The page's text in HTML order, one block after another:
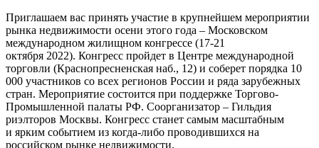
Приглашаем вас принять участие в крупнейшем мероприятии
рынка недвижимости осени этого года – Московском
международном жилищном конгрессе (17-21
октября 2022). Конгресс пройдет в Центре международной
торговли (Краснопресненская наб., 12) и соберет порядка 10
000 участников со всех регионов России и ряда зарубежных
стран. Мероприятие состоится при поддержке Торгово-
Промышленной палаты РФ. Соорганизатор – Гильдия
риэлторов Москвы. Конгресс станет самым масштабным
и ярким событием из когда-либо проводившихся на
российском рынке недвижимости.